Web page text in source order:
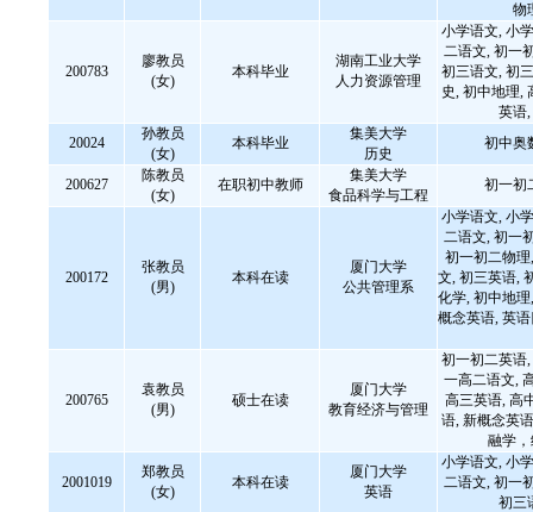
物
200783
廖教员
(女)
本科毕业
湖南工业大学
人力资源管理
小学语文, 小
二语文, 初一
初三语文, 初
史, 初中地理,
英语
20024
孙教员
(女)
本科毕业
集美大学
历史
初中奥
200627
陈教员
(女)
在职初中教师
集美大学
食品科学与工程
初一初
200172
张教员
(男)
本科在读
厦门大学
公共管理系
小学语文, 小
二语文, 初一
初一初二物
文, 初三英语,
化学, 初中地
概念英语, 英
200765
袁教员
(男)
硕士在读
厦门大学
教育经济与管理
初一初二英语
一高二语文,
高三英语, 高
语, 新概念英
融学
2001019
郑教员
(女)
本科在读
厦门大学
英语
小学语文, 小
二语文, 初一
初三